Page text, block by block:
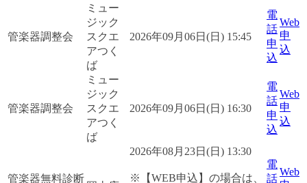
管楽器調整会
ミュー
ジック
スクエ
アつく
ば
2026年09月06日(日) 15:45
電
話
申
込
Web
申
込
管楽器調整会
ミュー
ジック
スクエ
アつく
ば
2026年09月06日(日) 16:30
電
話
申
込
Web
申
込
管楽器無料診断
2026年08月23日(日) 13:30
※【WEB申込】の場合は、
電
話
Web